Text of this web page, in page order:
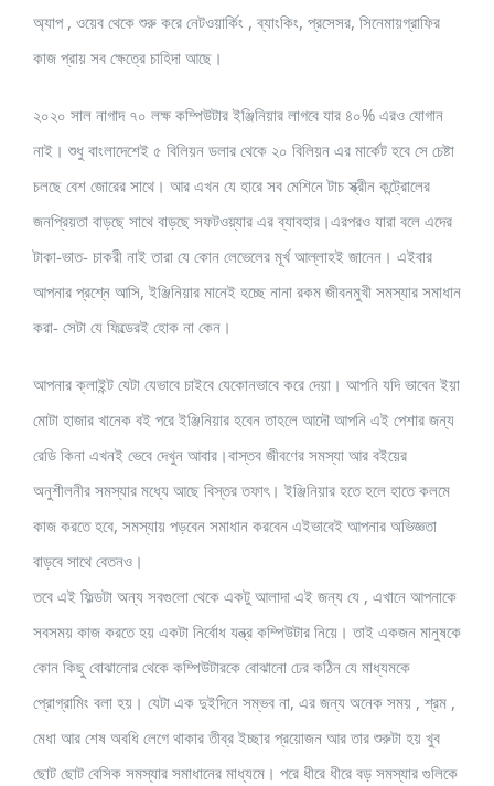
অ্যাপ , ওয়েব থেকে শুরু করে নেটওয়ার্কিং , ব্যাংকিং, প্রসেসর, সিনেমায়গ্রাফির
কাজ প্রায় সব ক্ষেত্রে চাহিদা আছে।
২০২০ সাল নাগাদ ৭০ লক্ষ কম্পিউটার ইঞ্জিনিয়ার লাগবে যার ৪০% এরও যোগান
নাই। শুধু বাংলাদেশেই ৫ বিলিয়ন ডলার থেকে ২০ বিলিয়ন এর মার্কেট হবে সে চেষ্টা
চলছে বেশ জোরের সাথে। আর এখন যে হারে সব মেশিনে টাচ স্ক্রীন কন্ট্রোলের
জনপ্রিয়তা বাড়ছে সাথে বাড়ছে সফটওয়্যার এর ব্যাবহার।এরপরও যারা বলে এদের
টাকা-ভাত- চাকরী নাই তারা যে কোন লেভেলের মূর্খ আল্লাহই জানেন। এইবার
আপনার প্রশ্নে আসি, ইঞ্জিনিয়ার মানেই হচ্ছে নানা রকম জীবনমুখী সমস্যার সমাধান
করা- সেটা যে ফিল্ডেরই হোক না কেন।
আপনার ক্লাইন্ট যেটা যেভাবে চাইবে যেকোনভাবে করে দেয়া। আপনি যদি ভাবেন ইয়া
মোটা হাজার খানেক বই পরে ইঞ্জিনিয়ার হবেন তাহলে আদৌ আপনি এই পেশার জন্য
রেডি কিনা এখনই ভেবে দেখুন আবার।বাস্তব জীবণের সমস্যা আর বইয়ের
অনুশীলনীর সমস্যার মধ্যে আছে বিস্তর তফাৎ। ইঞ্জিনিয়ার হতে হলে হাতে কলমে
কাজ করতে হবে, সমস্যায় পড়বেন সমাধান করবেন এইভাবেই আপনার অভিজ্ঞতা
বাড়বে সাথে বেতনও।
তবে এই ফিল্ডটা অন্য সবগুলো থেকে একটু আলাদা এই জন্য যে , এখানে আপনাকে
সবসময় কাজ করতে হয় একটা নির্বোধ যন্ত্র কম্পিউটার নিয়ে। তাই একজন মানুষকে
কোন কিছু বোঝানোর থেকে কম্পিউটারকে বোঝানো ঢের কঠিন যে মাধ্যমকে
প্রোগ্রামিং বলা হয়। যেটা এক দুইদিনে সম্ভব না, এর জন্য অনেক সময় , শ্রম ,
মেধা আর শেষ অবধি লেগে থাকার তীব্র ইচ্ছার প্রয়োজন আর তার শুরুটা হয় খুব
ছোট ছোট বেসিক সমস্যার সমাধানের মাধ্যমে। পরে ধীরে ধীরে বড় সমস্যার গুলিকে